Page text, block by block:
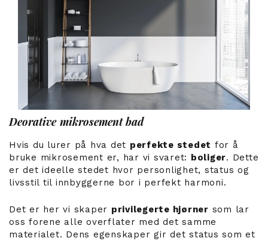
Deorative mikrosement bad
Hvis du lurer på hva det perfekte stedet for å
bruke mikrosement er, har vi svaret:
boliger. Dette
er det ideelle stedet hvor personlighet, status og
livsstil til innbyggerne bor i perfekt harmoni.
Det er her vi skaper privilegerte hjørner som lar
oss forene alle overflater med det samme
materialet. Dens egenskaper gir det status som et